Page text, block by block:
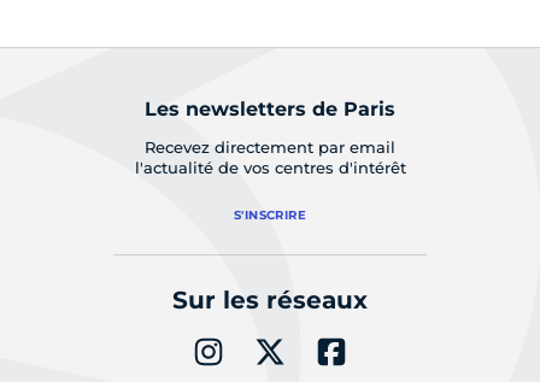
Les newsletters de Paris
Recevez directement par email
l'actualité de vos centres d'intérêt
S'INSCRIRE
Sur les réseaux